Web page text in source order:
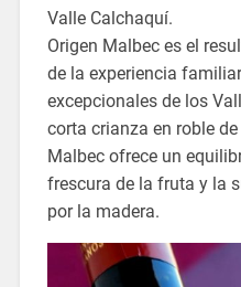
Valle Calchaquí.
Origen Malbec es el
de la experiencia
excepcionales de los
corta crianza en roble
Malbec ofrece un
frescura de la fruta y la
por la madera.